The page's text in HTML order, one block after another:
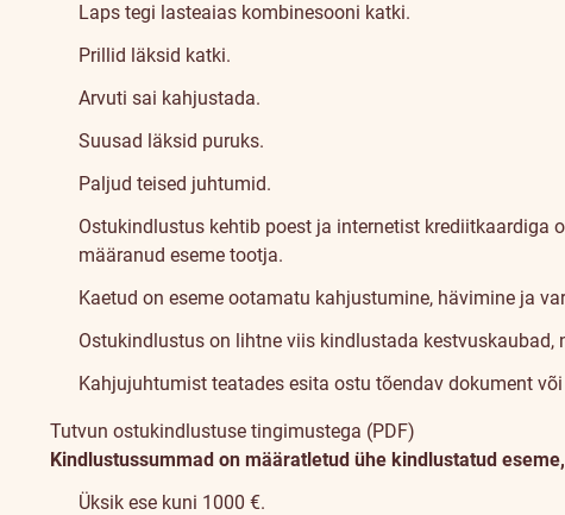
Laps tegi lasteaias kombinesooni katki.
Prillid läksid katki.
Arvuti sai kahjustada.
Suusad läksid puruks.
Paljud teised juhtumid.
Ostukindlustus kehtib poest ja internetist krediitkaardiga
määranud eseme tootja.
Kaetud on eseme ootamatu kahjustumine, hävimine ja
Ostukindlustus on lihtne viis kindlustada
Kahjujuhtumist teatades esita ostu tõendav dokument
Tutvun ostukindlustuse tingimustega (PDF)
Kindlustussummad on määratletud ühe kindlustatud
Üksik ese kuni 1000 €.